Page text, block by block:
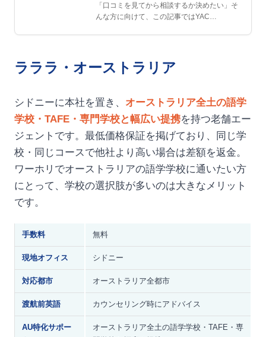
「口コミを見てから相談するか決めたい」そ
んな方に向けて、この記事ではYAC
ラララ・オーストラリア
シドニーに本社を置き、 オーストラリア全土の語学
学校・TAFE・専門学校と幅広い提携を持つ老舗エー
ジェントです。最低価格保証を掲げており、同じ学
校・同じコースで他社より高い場合は差額を返金。
ワーホリでオーストラリアの語学学校に通いたい方
にとって、学校の選択肢が多いのは大きなメリット
です。
手数料 無料
現地オフィス シドニー
対応都市 オーストラリア全都市
渡航前英語 カウンセリング時にアドバイス
AU特化サポー
オーストラリア全土の語学学校・TAFE・専